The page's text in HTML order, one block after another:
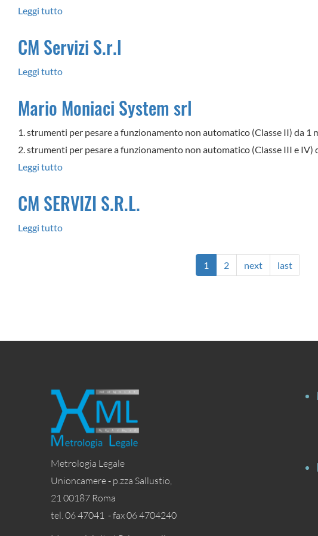
Leggi tutto
SERVIZI
CM Servizi S.r.l
Leggi tutto
Servizi
Mario Moniaci System srl
1. strumenti per pesare a funzionamento non automatico (Classe II) da 1
2. strumenti per pesare a funzionamento non automatico (Classe III e IV)
Leggi tutto
Moniaci
CM SERVIZI S.R.L.
Leggi tutto
1 2 next last
Metrologia Legale
Unioncamere - p.zza Sallustio,
21 00187 Roma
tel. 06 47041 - fax 06 4704240